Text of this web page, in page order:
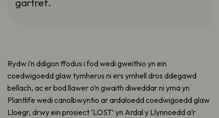
gartref.
Rydw i’n ddigon ffodus i fod wedi gweithio yn ein
coedwigoedd glaw tymherus ni ers ymhell dros ddegawd
bellach, ac er bod llawer o’n gwaith diweddar ni yma yn
Plantlife wedi canolbwyntio ar ardaloedd coedwigoedd glaw
Lloegr, drwy ein prosiect ‘LOST’ yn Ardal y Llynnoedd a’r